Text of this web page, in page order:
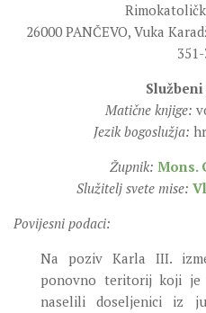
ARHIVA GALERIJA
SINODSKA MOLITVA
MOTO I LOGO
SINODSKI URED
KOORDINACIONA
RADNE GRUPE SINODE
SINODSKI VESNIK
ZAŠTITA MALOLJETNIKA
26000 PANČEVO, Vuka
Matične knjige:
Jezik bogoslužja:
Župnik: Mons.
Služitelj svete mise:
Povijesni podaci:
Na poziv Karla III.
ponovno teritorij koji je
naselili doseljenici iz